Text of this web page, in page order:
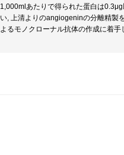
1,000mlあたりで得られた蛋白は
い, 上清よりのangiogeninの分離精製
よるモノクローナル抗体の作成に着